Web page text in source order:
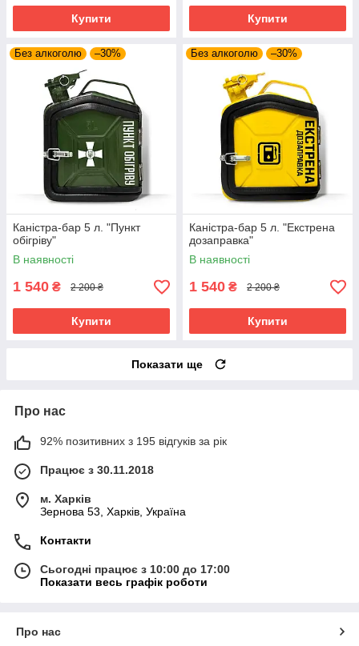
Купити Купити
Без алкоголю –30%
Каністра-бар 5 л. "Пункт
обігріву"
В наявності
1 540 ₴ 2 200 ₴
Купити
Без алкоголю –30%
Каністра-бар 5 л. "Екстрена
дозаправка"
В наявності
1 540 ₴ 2 200 ₴
Купити
Показати ще
Про нас
92% позитивних з 195 відгуків за рік
Працює з 30.11.2018
м. Харків
Зернова 53, Харків, Україна
Контакти
Сьогодні працює з 10:00 до 17:00
Показати весь графік роботи
Про нас